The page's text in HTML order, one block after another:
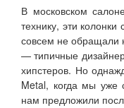
В московском
технику, эти
совсем не обращали
— типичные
хипстеров. Но
Metal, когда мы уже
нам предложили